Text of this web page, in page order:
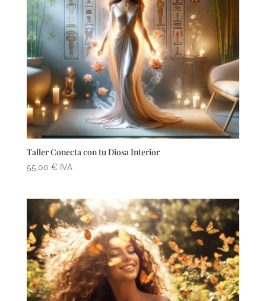
Taller Conecta con tu Diosa Interior
55,00 € IVA